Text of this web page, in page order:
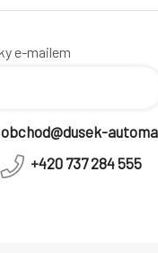
e-mailem
obchod@dusek-
+420 737 284 555